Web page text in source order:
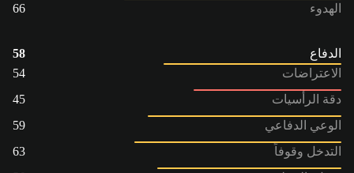
الهدوء
66
الدفاع
58
الاعتراضات
54
دقة الرأسيات
45
الوعي الدفاعي
59
التدخل وقوفاً
63